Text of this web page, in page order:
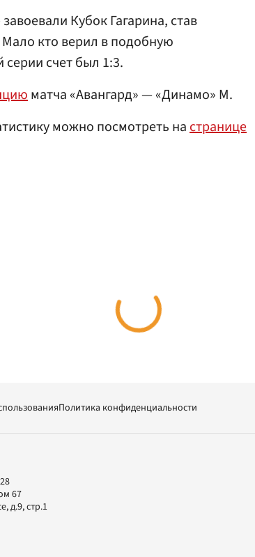
Кубок Гагарина, став
кто верил в подобную
счет был 1:3.
матча «Авангард» — «Динамо» М.
можно посмотреть настранице
Политика конфиденциальности
67
д.9, стр.1